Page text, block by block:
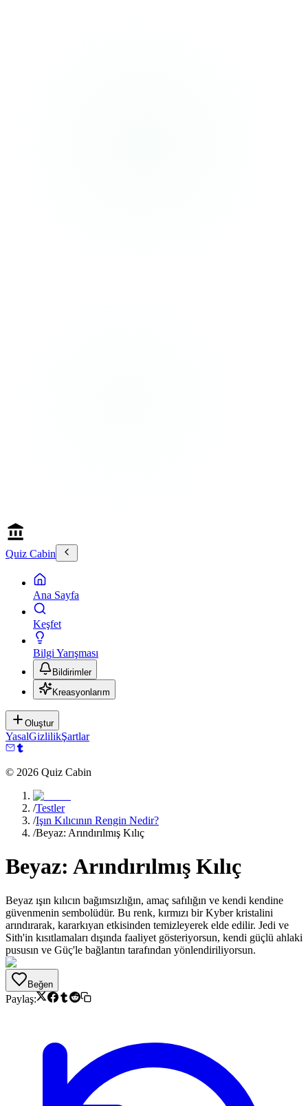
Quiz Cabin
Ana Sayfa
Keşfet
Bilgi Yarışması
Bildirimler
Kreasyonlarım
Oluştur
YasalGizlilikŞartlar
© 2026 Quiz Cabin
/Testler
/Işın Kılıcının Rengin Nedir?
/Beyaz: Arındırılmış Kılıç
Beyaz: Arındırılmış Kılıç
Beyaz ışın kılıcın bağımsızlığın, amaç safılığın ve kendi kendine
güvenmenin sembolüdür. Bu renk, kırmızı bir Kyber kristalini
arındırarak, kararkıyan etkisinden temizleyerek elde edilir. Jedi ve
Sith'in kısıtlamaları dışında faaliyet gösteriyorsun, kendi güçlü ahlaki
pususın ve Güç'le bağlantın tarafından yönlendiriliyorsun.
Beğen
Paylaş: